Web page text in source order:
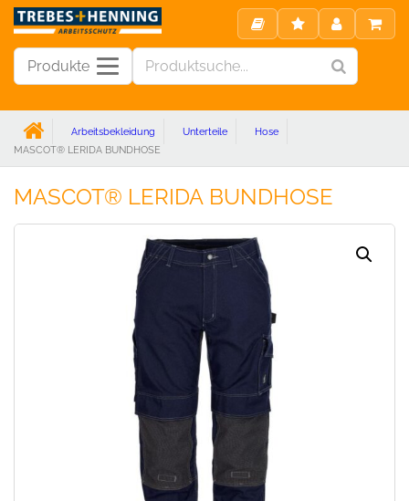
Produkte
Arbeitsbekleidung Unterteile
Hose
MASCOT® LERIDA BUNDHOSE
MASCOT® LERIDA BUNDHOSE